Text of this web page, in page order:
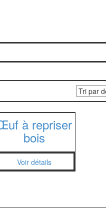
à repriser
bois
Voir détails